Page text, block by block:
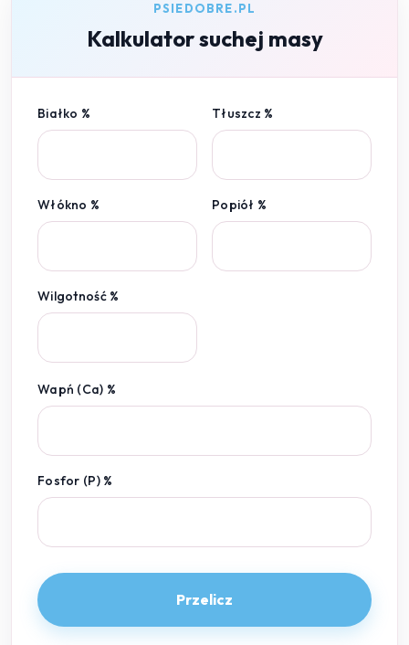
PSIEDOBRE.PL
Kalkulator suchej masy
Białko % Tłuszcz %
Włókno % Popiół %
Wilgotność %
Wapń (Ca) %
Fosfor (P) %
Przelicz